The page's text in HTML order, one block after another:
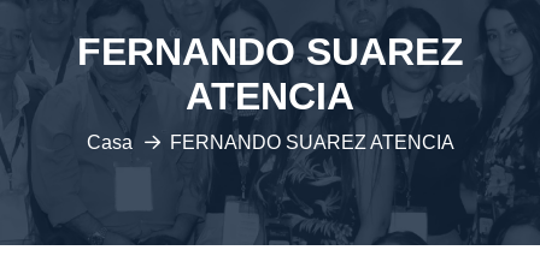
FERNANDO SUAREZ
ATENCIA
Casa FERNANDO SUAREZ ATENCIA